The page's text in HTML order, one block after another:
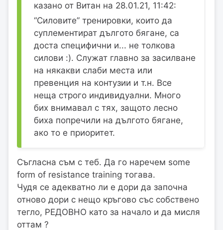
казано от Витан на 28.01.21, 11:42:
“Силовите” тренировки, които да
суплементират дългото бягане, са
доста специфични и... не толкова
силови :). Служат главно за засилване
на някакви слаби места или
превенция на контузии и т.н. Все
неща строго индивидуални. Много
бих внимавал с тях, защото лесно
биха попречили на дългото бягане,
ако то е приоритет.
Съгласна съм с теб. Да го наречем some
form of resistance training тогава.
Чудя се адекватно ли е дори да започна
отново дори с нещо кръгово със собствено
тегло, РЕДОВНО като за начало и да мисля
оттам ?